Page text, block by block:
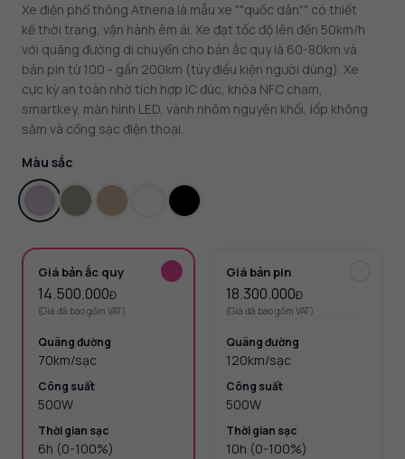
Xe điện phổ thông Athena là mẫu xe ""quốc dân"" có thiết
kế thời trang, vận hành êm ái. Xe đạt tốc độ lên đến 50km/h
với quãng đường di chuyển cho bản ắc quy là 60-80km và
bản pin từ 100 - gần 200km (tùy điều kiện người dùng). Xe
cực kỳ an toàn nhờ tích hợp IC đúc, khóa NFC chạm,
smartkey, màn hình LED, vành nhôm nguyên khối, lốp không
săm và cổng sạc điện thoại.
Màu sắc
Giá bản ắc quy
14.500.000Đ
(Giá đã bao gồm VAT)
Quãng đường
70km/sạc
Công suất
500W
Thời gian sạc
6h (0-100%)
Giá bản pin
18.300.000Đ
(Giá đã bao gồm VAT)
Quãng đường
120km/sạc
Công suất
500W
Thời gian sạc
10h (0-100%)